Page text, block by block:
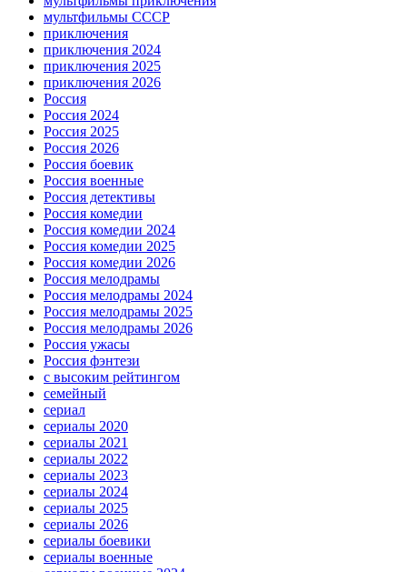
мультфильмы СССР
приключения
приключения 2024
приключения 2025
приключения 2026
Россия
Россия 2024
Россия 2025
Россия 2026
Россия боевик
Россия военные
Россия детективы
Россия комедии
Россия комедии 2024
Россия комедии 2025
Россия комедии 2026
Россия мелодрамы
Россия мелодрамы 2024
Россия мелодрамы 2025
Россия мелодрамы 2026
Россия ужасы
Россия фэнтези
с высоким рейтингом
семейный
сериал
сериалы 2020
сериалы 2021
сериалы 2022
сериалы 2023
сериалы 2024
сериалы 2025
сериалы 2026
сериалы боевики
сериалы военные